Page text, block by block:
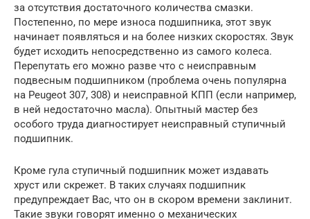
за отсутствия достаточного количества смазки.
Постепенно, по мере износа подшипника, этот звук
начинает появляться и на более низких скоростях. Звук
будет исходить непосредственно из самого колеса.
Перепутать его можно разве что с неисправным
подвесным подшипником (проблема очень популярна
на Peugeot 307, 308) и неисправной КПП (если например,
в ней недостаточно масла). Опытный мастер без
особого труда диагностирует неисправный ступичный
подшипник.
Кроме гула ступичный подшипник может издавать
хруст или скрежет. В таких случаях подшипник
предупреждает Вас, что он в скором времени заклинит.
Такие звуки говорят именно о механических